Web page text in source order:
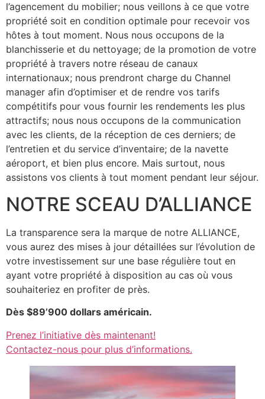
l’agencement du mobilier; nous veillons à ce que votre
propriété soit en condition optimale pour recevoir vos
hôtes à tout moment. Nous nous occupons de la
blanchisserie et du nettoyage; de la promotion de votre
propriété à travers notre réseau de canaux
internationaux; nous prendront charge du Channel
manager afin d’optimiser et de rendre vos tarifs
compétitifs pour vous fournir les rendements les plus
attractifs; nous nous occupons de la communication
avec les clients, de la réception de ces derniers; de
l’entretien et du service d’inventaire; de la navette
aéroport, et bien plus encore. Mais surtout, nous
assistons vos clients à tout moment pendant leur séjour.
NOTRE SCEAU D’ALLIANCE
La transparence sera la marque de notre ALLIANCE,
vous aurez des mises à jour détaillées sur l’évolution de
votre investissement sur une base régulière tout en
ayant votre propriété à disposition au cas où vous
souhaiteriez en profiter de près.
Dès $89’900 dollars américain.
Prenez l’initiative dès maintenant!
Contactez-nous pour plus d’informations.